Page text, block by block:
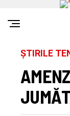
ȘTIRILE